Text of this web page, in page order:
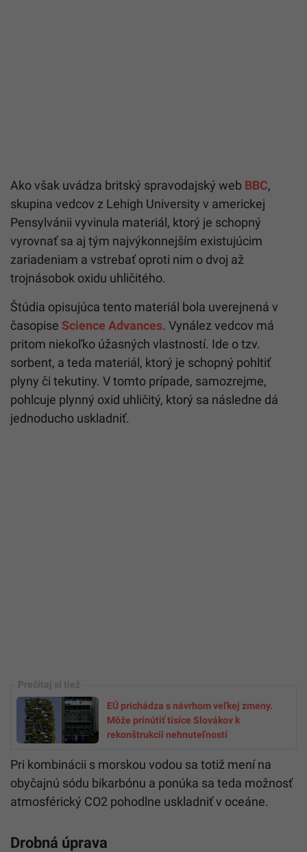
Ako však uvádza britský spravodajský web BBC,
skupina vedcov z Lehigh University v americkej
Pensylvánii vyvinula materiál, ktorý je schopný
vyrovnať sa aj tým najvýkonnejším existujúcim
zariadeniam a vstrebať oproti nim o dvoj až
trojnásobok oxidu uhličitého.
Štúdia opisujúca tento materiál bola uverejnená v
časopise Science Advances. Vynález vedcov má
pritom niekoľko úžasných vlastností. Ide o tzv.
sorbent, a teda materiál, ktorý je schopný pohltiť
plyny či tekutiny. V tomto prípade, samozrejme,
pohlcuje plynný oxid uhličitý, ktorý sa následne dá
jednoducho uskladniť.
EÚ prichádza s návrhom veľkej zmeny.
Môže prinútiť tisíce Slovákov k
rekonštrukcii nehnuteľností
Pri kombinácii s morskou vodou sa totiž mení na
obyčajnú sódu bikarbónu a ponúka sa teda možnosť
atmosférický CO2 pohodlne uskladniť v oceáne.
Drobná úprava